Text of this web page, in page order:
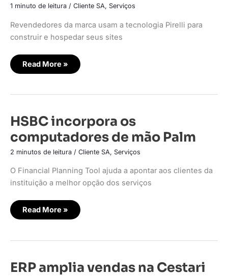
1 minuto de leitura / Cliente SA, Serviços
Revendedores da marca usam a tecnologia Pirelli para
construir e hospedar seus sites
Pages
Read More »
HSBC incorpora os
computadores de mão Palm
2 minutos de leitura / Cliente SA, Serviços
O Financial Planning Tool ajuda a apontar aos clientes da
instituição a melhor opção dos serviços
HSBC
incorpora
computadores
de
mão
Read More »
ERP amplia vendas na Cestari
ERP
amplia